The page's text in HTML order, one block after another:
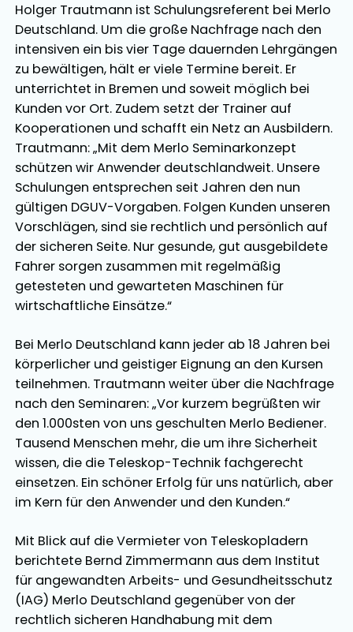
Holger Trautmann ist Schulungsreferent bei Merlo
Deutschland. Um die große Nachfrage nach den
intensiven ein bis vier Tage dauernden Lehrgängen
zu bewältigen, hält er viele Termine bereit. Er
unterrichtet in Bremen und soweit möglich bei
Kunden vor Ort. Zudem setzt der Trainer auf
Kooperationen und schafft ein Netz an Ausbildern.
Trautmann: „Mit dem Merlo Seminarkonzept
schützen wir Anwender deutschlandweit. Unsere
Schulungen entsprechen seit Jahren den nun
gültigen DGUV-Vorgaben. Folgen Kunden unseren
Vorschlägen, sind sie rechtlich und persönlich auf
der sicheren Seite. Nur gesunde, gut ausgebildete
Fahrer sorgen zusammen mit regelmäßig
getesteten und gewarteten Maschinen für
wirtschaftliche Einsätze.“
Bei Merlo Deutschland kann jeder ab 18 Jahren bei
körperlicher und geistiger Eignung an den Kursen
teilnehmen. Trautmann weiter über die Nachfrage
nach den Seminaren: „Vor kurzem begrüßten wir
den 1.000sten von uns geschulten Merlo Bediener.
Tausend Menschen mehr, die um ihre Sicherheit
wissen, die die Teleskop-Technik fachgerecht
einsetzen. Ein schöner Erfolg für uns natürlich, aber
im Kern für den Anwender und den Kunden.“
Mit Blick auf die Vermieter von Teleskopladern
berichtete Bernd Zimmermann aus dem Institut
für angewandten Arbeits- und Gesundheitsschutz
(IAG) Merlo Deutschland gegenüber von der
rechtlich sicheren Handhabung mit dem